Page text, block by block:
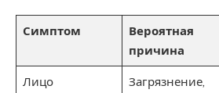
Симптом
Вероятная
причина
Лицо
Загрязнение,